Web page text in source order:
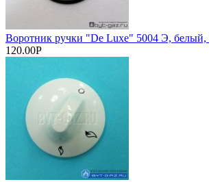
Воротник ручки "De Luxe" 5004 Э, белый,
120.00Р